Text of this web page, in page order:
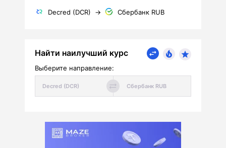
Decred (DCR) → Сбербанк RUB
Найти наилучший курс
Выберите направление: